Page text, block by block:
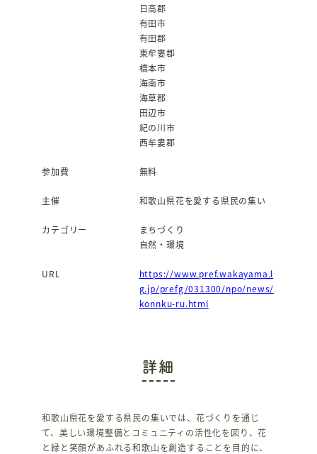
日高郡
有田市
有田郡
東牟婁郡
橋本市
海南市
海草郡
田辺市
紀の川市
西牟婁郡
参加費 無料
主催 和歌山県花を愛する県民の集い
カテゴリー
まちづくり
自然・環境
URL
https://www.pref.wakayama.l
g.jp/prefg/031300/npo/news/
konnku-ru.html
詳細
和歌山県花を愛する県民の集いでは、花づくりを通じ
て、美しい環境整備とコミュニティの活性化を図り、花
と緑と笑顔があふれる和歌山を創造することを目的に、